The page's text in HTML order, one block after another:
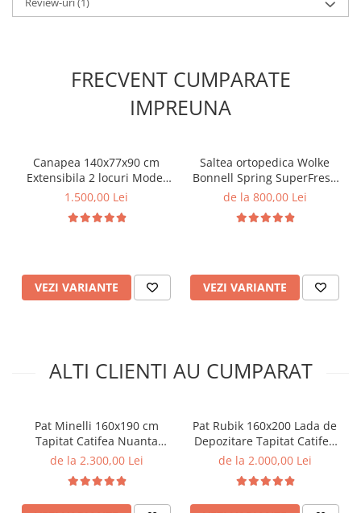
FRECVENT CUMPARATE
IMPREUNA
Canapea 140x77x90 cm
Extensibila 2 locuri Model
One Tapiterie Catifea Gri
1.500,00 Lei
VEZI VARIANTE
Saltea ortopedica Wolke
Bonnell Spring SuperFresh
160x200x20 cm, 17 cm
Bonnell Spring, 3 cm spuma
de la 800,00 Lei
VEZI VARIANTE
ALTI CLIENTI AU CUMPARAT
Pat Minelli 160x190 cm
Tapitat Catifea Nuanta
Crem Somiera Inclusa (cod
de la 2.300,00 Lei
Pat Rubik 160x200 Lada de
Depozitare Tapitat Catifea
Gri (cod: ML2223)
de la 2.000,00 Lei